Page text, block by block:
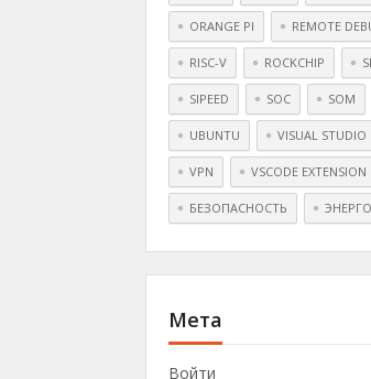
ORANGE PI REMOTE
RISC-V ROCKCHIP
SIPEED SOC SOM
UBUNTU VISUAL STUDIO
VPN VSCODE EXTENSION
БЕЗОПАСНОСТЬ
Мета
Войти